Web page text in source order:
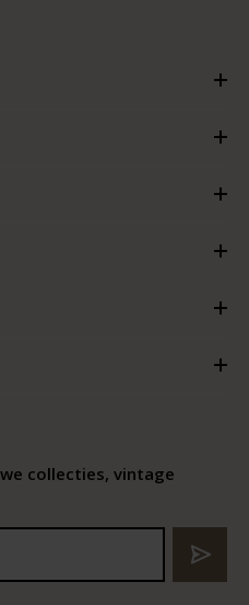
collecties, vintage